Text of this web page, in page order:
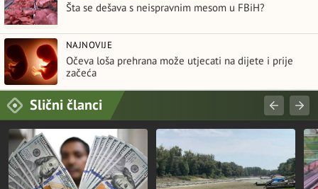
Šta se dešava s neispravnim mesom u FBiH?
NAJNOVIJE
Očeva loša prehrana može utjecati na dijete i prije
začeća
Slični članci